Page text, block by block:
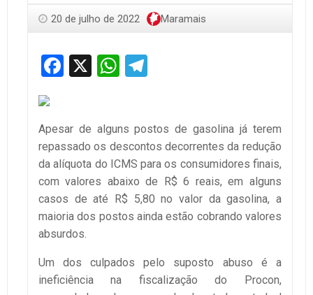
20 de julho de 2022 Maramais
Facebook
X WhatsApp
Apesar de alguns postos de gasolina já terem
repassado os descontos decorrentes da redução
da alíquota do ICMS para os consumidores finais,
com valores abaixo de R$ 6 reais, em alguns
casos de até R$ 5,80 no valor da gasolina, a
maioria dos postos ainda estão cobrando valores
absurdos.
Um dos culpados pelo suposto abuso é a
ineficiência na fiscalização do Procon,